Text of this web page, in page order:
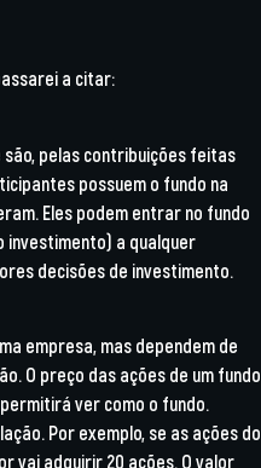
a citar:
são, pelas contribuições feitas
possuem o fundo na
Eles podem entrar no fundo
investimento) a qualquer
decisões de investimento.
empresa, mas dependem de
O preço das ações de um fundo
ver como o fundo.
Por exemplo, se as ações do
vai adquirir 20 ações. O valor